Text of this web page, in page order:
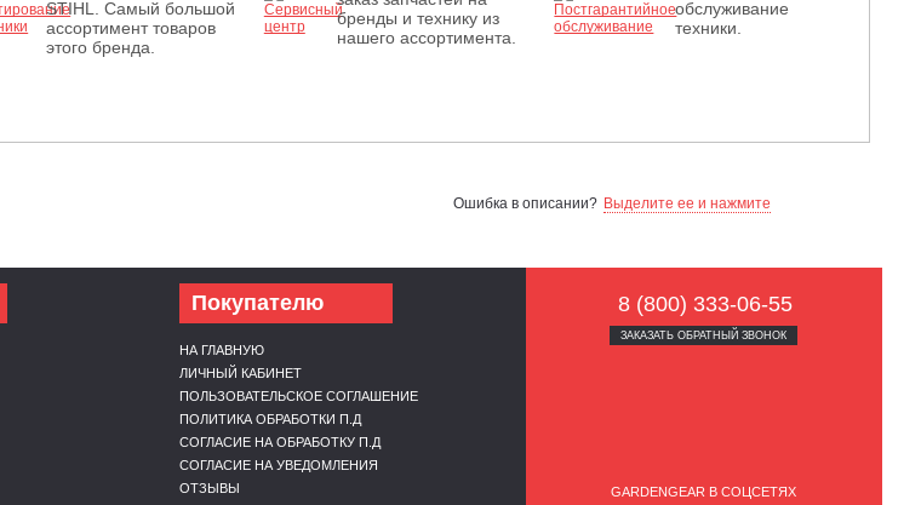
STIHL. Самый большой
ассортимент товаров
этого бренда.
бренды и технику из
нашего ассортимента.
обслуживание
техники.
Ошибка в описании? Выделите ее и нажмите
Покупателю
НА ГЛАВНУЮ
ЛИЧНЫЙ КАБИНЕТ
ПОЛЬЗОВАТЕЛЬСКОЕ СОГЛАШЕНИЕ
ПОЛИТИКА ОБРАБОТКИ П.Д
СОГЛАСИЕ НА ОБРАБОТКУ П.Д
СОГЛАСИЕ НА УВЕДОМЛЕНИЯ
ОТЗЫВЫ
8 (800) 333-06-55
ЗАКАЗАТЬ ОБРАТНЫЙ ЗВОНОК
GARDENGEAR В СОЦСЕТЯХ